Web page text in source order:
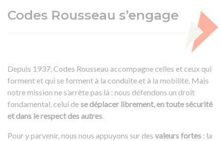
Codes Rousseau s’engage
Depuis 1937, Codes Rousseau accompagne celles et ceux qui
forment et qui se forment à la conduite et à la mobilité. Mais
notre mission ne s’arrête pas là : nous défendons un droit
fondamental, celui dese déplacer librement, en toute sécurité
et dans le respect des autres.
Pour y parvenir, nous nous appuyons sur des valeurs fortes : la